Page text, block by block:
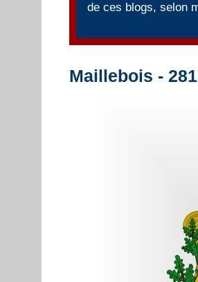
de ces blogs, selon
Maillebois -